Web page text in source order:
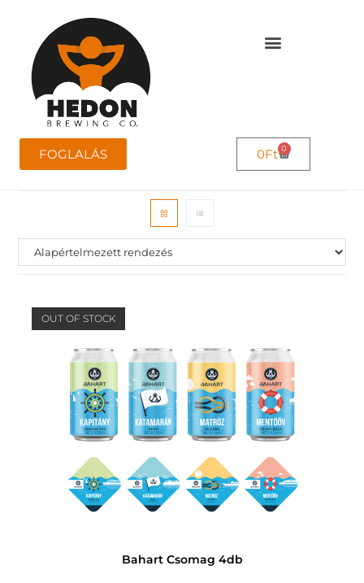
FOGLALÁS 0Ft 0
OUT OF STOCK
Bahart Csomag 4db